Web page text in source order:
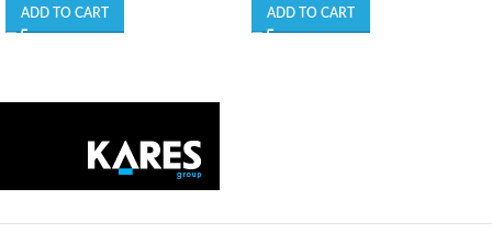
ADD TO CART ADD TO CART